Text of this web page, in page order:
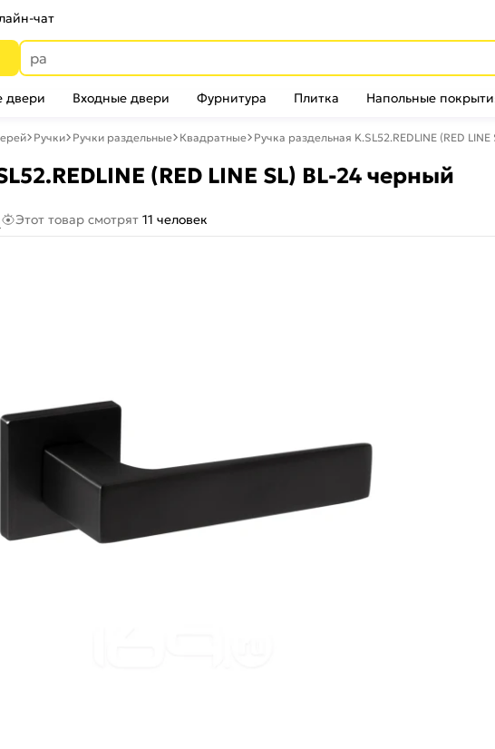
чат
двери Входные двери Фурнитура Плитка Напольные
Ручки Ручки раздельные Квадратные Ручка раздельная K.SL52.REDLINE (RED
(RED LINE SL) BL-24 черный
Этот товар смотрят 11 человек